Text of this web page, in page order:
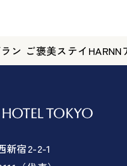
ン ご褒美ステイ
新宿2-2-1